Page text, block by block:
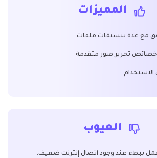
المميزات
مع عدة تنسيقات ملفات
خصائص تحرير صور متقدمة
العيوب
ببطء عند وجود اتصال إنترنت ضعيف.